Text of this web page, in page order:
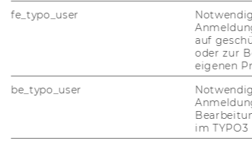
fe_typo_user
auf
oder zur
eigenen
be_typo_user
im TYPO3